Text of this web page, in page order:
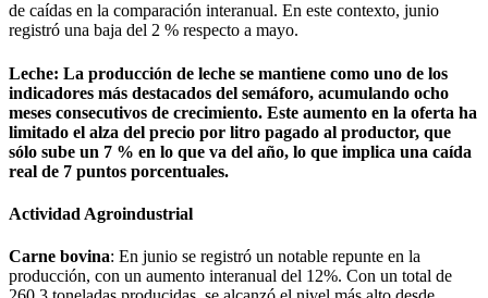
de caídas en la comparación interanual. En este contexto, junio
registró una baja del 2 % respecto a mayo.
Leche: La producción de leche se mantiene como uno de los
indicadores más destacados del semáforo, acumulando ocho
meses consecutivos de crecimiento. Este aumento en la oferta ha
limitado el alza del precio por litro pagado al productor, que
sólo sube un 7 % en lo que va del año, lo que implica una caída
real de 7 puntos porcentuales.
Actividad Agroindustrial
Carne bovina: En junio se registró un notable repunte en la
producción, con un aumento interanual del 12%. Con un total de